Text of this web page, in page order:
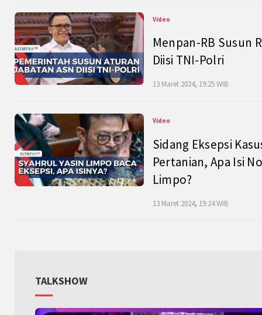
Video
Menpan-RB Susun
Diisi TNI-Polri
13 Maret 2024, 19:25 WIB
Video
Sidang Eksepsi
Pertanian, Apa Isi
Limpo?
13 Maret 2024, 19:24 WIB
TALKSHOW